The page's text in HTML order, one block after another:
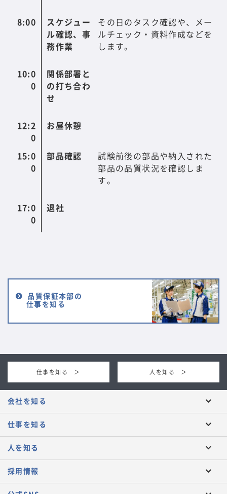
8:00
スケジュー
ル確認、事
務作業
その日のタスク確認や、メー
ルチェック・資料作成などを
します。
10:0
0
関係部署と
の打ち合わ
せ
12:2
0
お昼休憩
15:0
0
部品確認
試験前後の部品や納入された
部品の品質状況を確認しま
す。
17:0
0
退社
品質保証本部の
仕事を知る
仕事を知る ＞ 人を知る ＞
会社を知る
仕事を知る
人を知る
採用情報